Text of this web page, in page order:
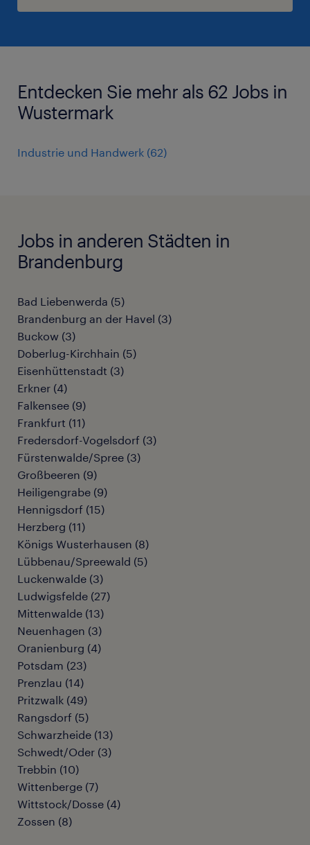
Entdecken Sie mehr als 62 Jobs in
Wustermark
Industrie und Handwerk (62)
Jobs in anderen Städten in
Brandenburg
Bad Liebenwerda (5)
Brandenburg an der Havel (3)
Buckow (3)
Doberlug-Kirchhain (5)
Eisenhüttenstadt (3)
Erkner (4)
Falkensee (9)
Frankfurt (11)
Fredersdorf-Vogelsdorf (3)
Fürstenwalde/Spree (3)
Großbeeren (9)
Heiligengrabe (9)
Hennigsdorf (15)
Herzberg (11)
Königs Wusterhausen (8)
Lübbenau/Spreewald (5)
Luckenwalde (3)
Ludwigsfelde (27)
Mittenwalde (13)
Neuenhagen (3)
Oranienburg (4)
Potsdam (23)
Prenzlau (14)
Pritzwalk (49)
Rangsdorf (5)
Schwarzheide (13)
Schwedt/Oder (3)
Trebbin (10)
Wittenberge (7)
Wittstock/Dosse (4)
Zossen (8)